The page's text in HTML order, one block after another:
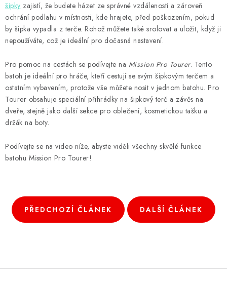
šipky zajistí, že budete házet ze správné vzdálenosti a zároveň
ochrání podlahu v místnosti, kde hrajete, před poškozením, pokud
by šipka vypadla z terče. Rohož můžete také srolovat a uložit, když ji
nepoužíváte, což je ideální pro dočasná nastavení.
Pro pomoc na cestách se podívejte na Mission Pro Tourer. Tento
batoh je ideální pro hráče, kteří cestují se svým šipkovým terčem a
ostatním vybavením, protože vše můžete nosit v jednom batohu. Pro
Tourer obsahuje speciální přihrádky na šipkový terč a závěs na
dveře, stejně jako další sekce pro oblečení, kosmetickou tašku a
držák na boty.
Podívejte se na video níže, abyste viděli všechny skvělé funkce
batohu Mission Pro Tourer!
PŘEDCHOZÍ ČLÁNEK DALŠÍ ČLÁNEK